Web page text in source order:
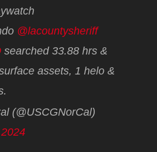
@lacountysheriff
searched 33.88 hrs &
assets, 1 helo &
(@USCGNorCal)